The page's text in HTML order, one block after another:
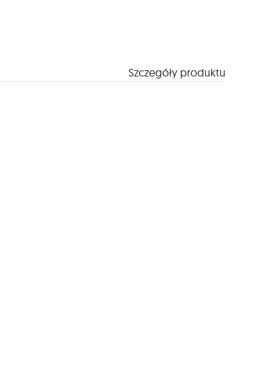
Szczegóły produktu